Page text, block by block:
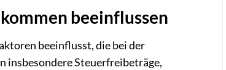
beeinflussen
beeinflusst, die bei der
insbesondere Steuerfreibeträge,